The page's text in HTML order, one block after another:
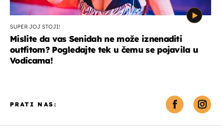
SUPER JOJ STOJI!
Mislite da vas Senidah ne može iznenaditi
outfitom? Pogledajte tek u čemu se pojavila u
Vodicama!
PRATI NAS: